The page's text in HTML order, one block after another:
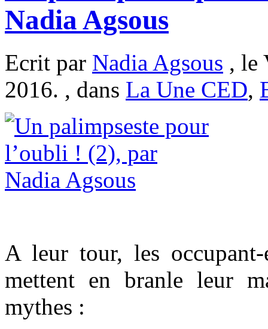
Nadia Agsous
Ecrit par Nadia Agsous , le
2016. , dans La Une CED,
A leur tour, les occupant-
mettent en branle leur
mythes :